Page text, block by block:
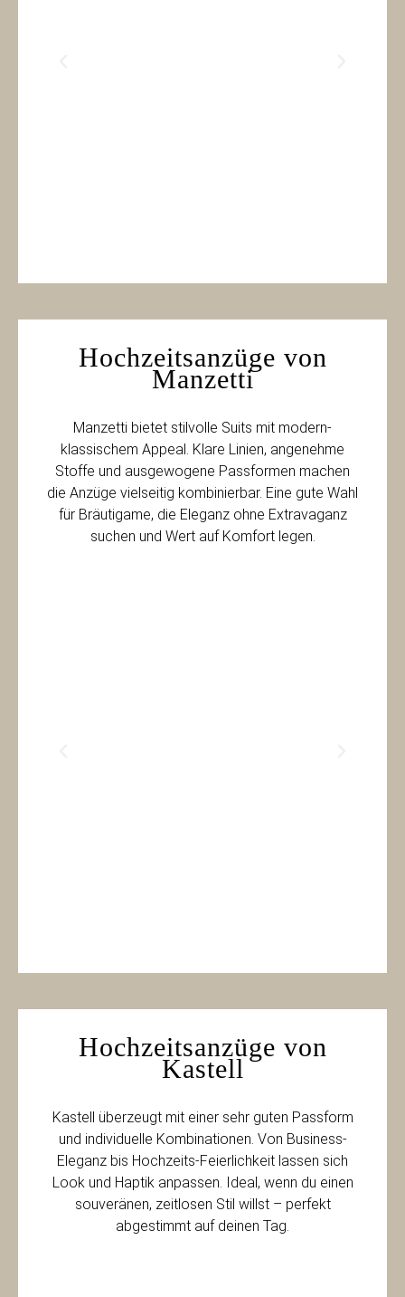
Hochzeitsanzüge von
Manzetti
Manzetti bietet stilvolle Suits mit modern-
klassischem Appeal. Klare Linien, angenehme
Stoffe und ausgewogene Passformen machen
die Anzüge vielseitig kombinierbar. Eine gute Wahl
für Bräutigame, die Eleganz ohne Extravaganz
suchen und Wert auf Komfort legen.
Hochzeitsanzüge von
Kastell
Kastell überzeugt mit einer sehr guten Passform
und individuelle Kombinationen. Von Business-
Eleganz bis Hochzeits-Feierlichkeit lassen sich
Look und Haptik anpassen. Ideal, wenn du einen
souveränen, zeitlosen Stil willst – perfekt
abgestimmt auf deinen Tag.